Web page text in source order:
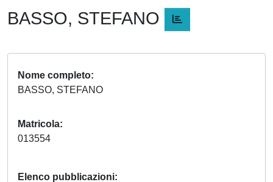
BASSO, STEFANO
Nome completo
BASSO, STEFANO
Matricola
013554
Elenco pubblicazioni